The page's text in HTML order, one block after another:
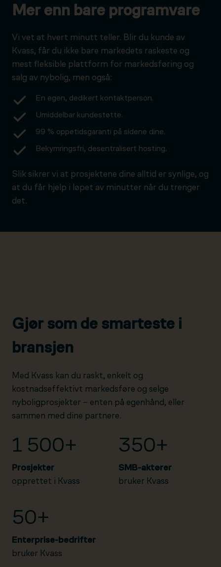
Mer enn bare programvare
Vi vet at hvert minutt teller. Blir du kunde av
Kvass, får du ikke bare markedets raskeste og
mest fleksible plattform for markedsføring og
salg av nybolig, men også:
En egen, dedikert kontaktperson.
Umiddelbar kundestøtte.
99 % oppetidsgaranti på sidene dine.
Bekymringsfri, desentralisert hosting.
Slik sikrer vi at prosjektene dine alltid er synlige, og
at du får hjelp i løpet av minutter når du trenger
det.
Gjør som de smarteste i
bransjen
Med Kvass kan du raskt, enkelt og
kostnadseffektivt markedsføre og selge
nyboligprosjekter – enten på egenhånd, eller
sammen med dine partnere.
1 500+
Prosjekter
opprettet i Kvass
350+
SMB-aktører
bruker Kvass
50+
Enterprise-bedrifter
bruker Kvass